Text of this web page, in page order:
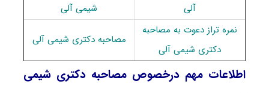
آلی
شیمی آلی
نمره تراز دعوت به مصاحبه
دکتری شیمی آلی
مصاحبه دکتری شیمی آلی
اطلاعات مهم درخصوص مصاحبه دکتری شیمی